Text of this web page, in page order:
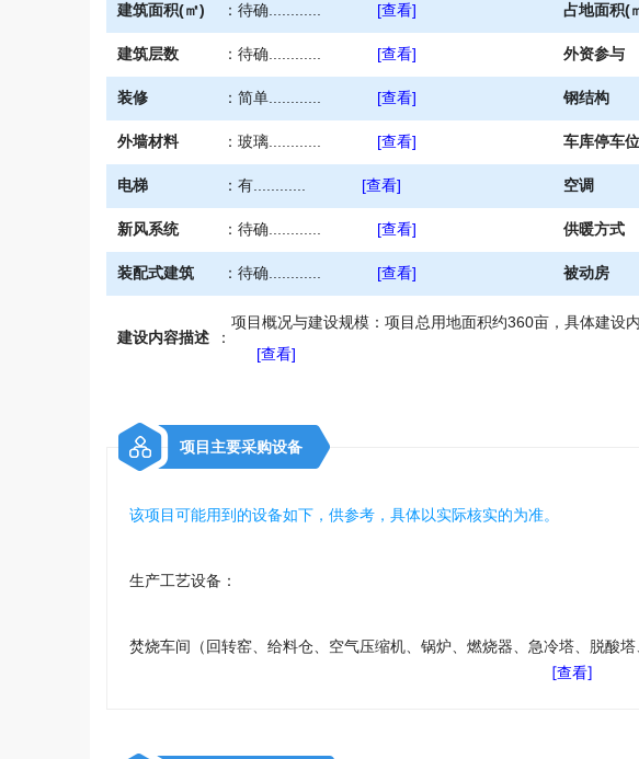
建筑面积(㎡) ： 待确............ [查看] 占地面积(
建筑层数 ： 待确............ [查看] 外资参与
装修 ： 简单............ [查看] 钢结构
外墙材料 ： 玻璃............ [查看] 车库停车位
电梯 ： 有............ [查看] 空调
新风系统 ： 待确............ [查看] 供暖方式
装配式建筑 ： 待确............ [查看] 被动房
建设内容描述 ：
项目概况与建设规模：项目总用地面积约360亩，具体建设
[查看]
项目主要采购设备
该项目可能用到的设备如下，供参考，具体以实际核实的为准。
生产工艺设备：
焚烧车间（回转窑、给料仓、空气压缩机、锅炉、燃烧器、急冷塔、脱酸
罐、焚烧炉、运输车、冷凝器、干燥机、鼓风机、空气预热器、辅助燃烧
[查看]